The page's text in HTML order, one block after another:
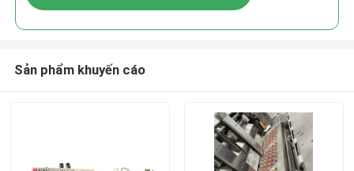
Sản phẩm khuyến cáo